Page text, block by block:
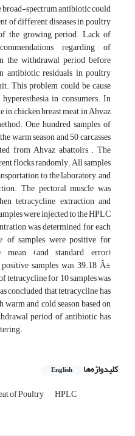
spectrum antibiotic could
of different diseases in poultry
the growing period. Lack of
regarding of
the withdrawal period before
antibiotic residuals in poultry
This problem could be cause
in consumers. In
in chicken breast meat in Ahvaz
One hundred samples of
warm season and 50 carcasses
from Ahvaz abattoirs . The
flocks randomly. All samples
to the laboratory, and
The pectoral muscle was
tetracycline extraction and
were injected to the HPLC
was determined for each
of samples were positive for
mean (and standard error)
samples was 39.18 Â±
for 10 samples was
concluded that tetracycline has
and cold season based on
period of antibiotic has
کلیدواژه‌ها English
of Poultry HPLC